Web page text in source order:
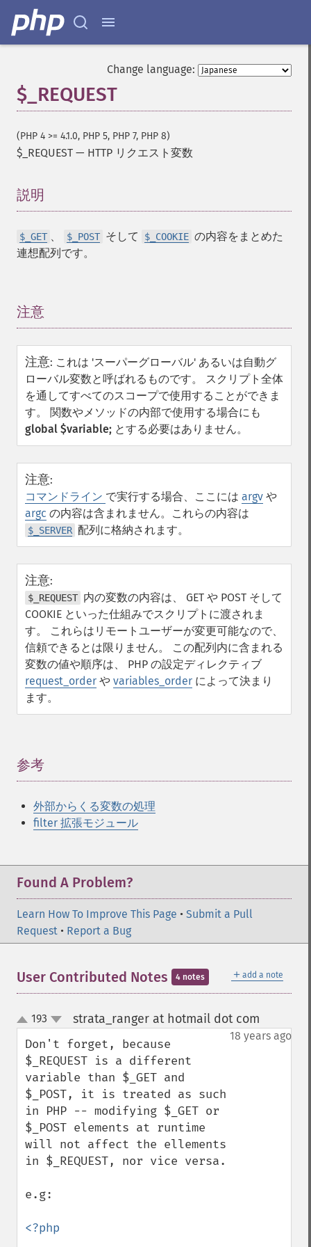
Change language:
$_REQUEST
(PHP 4 >= 4.1.0, PHP 5, PHP 7, PHP 8)
$_REQUEST — HTTP リクエスト変数
説明
$_GET 、 $_POST そして $_COOKIE の内容をまとめた
連想配列です。
注意
注意: これは 'スーパーグローバル' あるいは自動グ
ローバル変数と呼ばれるものです。 スクリプト全体
を通してすべてのスコープで使用することができま
す。 関数やメソッドの内部で使用する場合にも
global $variable; とする必要はありません。
注意:
コマンドライン で実行する場合、ここには argv や
argc の内容は含まれません。これらの内容は
$_SERVER 配列に格納されます。
注意:
$_REQUEST 内の変数の内容は、 GET や POST そして
COOKIE といった仕組みでスクリプトに渡されま
す。 これらはリモートユーザーが変更可能なので、
信頼できるとは限りません。 この配列内に含まれる
変数の値や順序は、 PHP の設定ディレクティブ
request_order や variables_order によって決まり
ます。
参考
外部からくる変数の処理
filter 拡張モジュール
Found A Problem?
Learn How To Improve This Page • Submit a Pull
Request • Report a Bug
＋ add a note
User Contributed Notes 4 notes
up
down
193 strata_ranger at hotmail dot com
18 years ago
Don't forget, because
$_REQUEST is a different
variable than $_GET and
$_POST, it is treated as such
in PHP -- modifying $_GET or
$_POST elements at runtime
will not affect the ellements
in $_REQUEST, nor vice versa.
e.g:
<?php